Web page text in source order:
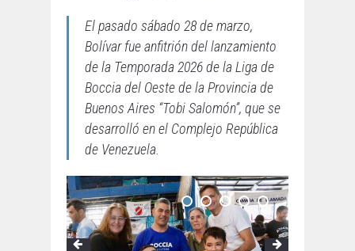
El pasado sábado 28 de marzo,
Bolívar fue anfitrión del lanzamiento
de la Temporada 2026 de la Liga de
Boccia del Oeste de la Provincia de
Buenos Aires “Tobi Salomón”, que se
desarrolló en el Complejo República
de Venezuela.